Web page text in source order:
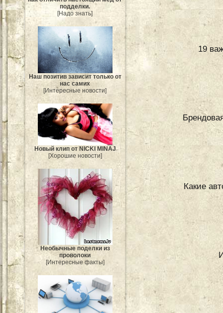
подделки.
[Надо знать]
Наш позитив зависит только от
нас самих
[Интересные новости]
Новый клип от NICKI MINAJ
[Хорошие новости]
Необычные поделки из
проволоки
[Интересные факты]
19
Какие